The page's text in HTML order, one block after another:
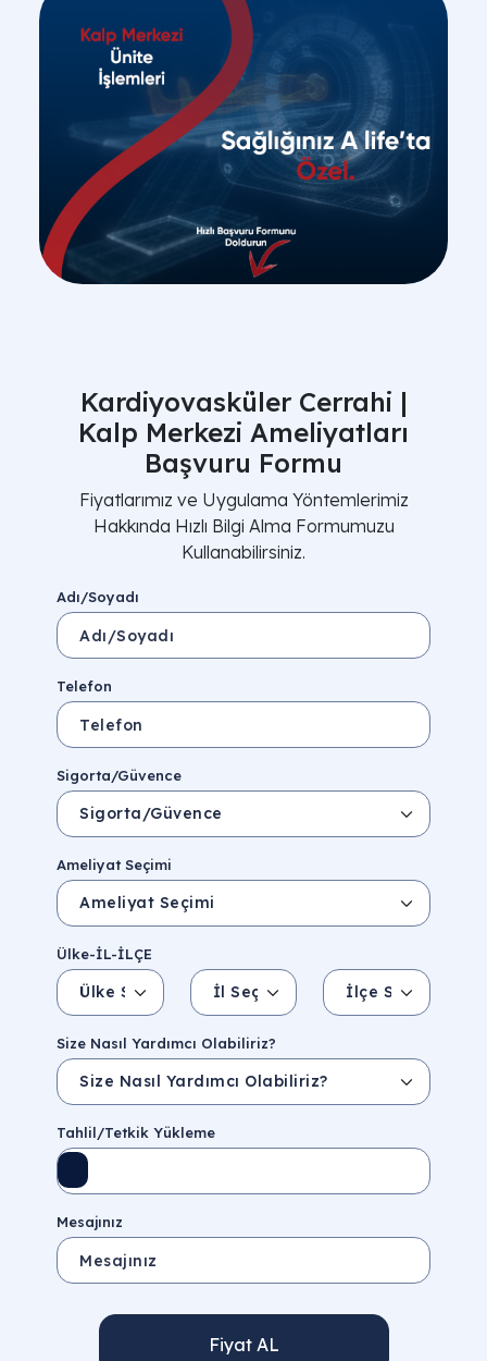
Kardiyovasküler Cerrahi |
Kalp Merkezi Ameliyatları
Başvuru Formu
Fiyatlarımız ve Uygulama Yöntemlerimiz
Hakkında Hızlı Bilgi Alma Formumuzu
Kullanabilirsiniz.
Adı/Soyadı
Telefon
Sigorta/Güvence
Ameliyat Seçimi
Ülke-İL-İLÇE
Ülke Seçin
İl Seçin İlçe Seçin
Size Nasıl Yardımcı Olabiliriz?
Tahlil/Tetkik Yükleme
Mesajınız
Fiyat AL